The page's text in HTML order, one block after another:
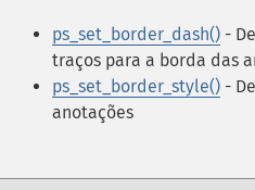
ps_set_border_dash() -
traços para a borda das
ps_set_border_style() -
anotações